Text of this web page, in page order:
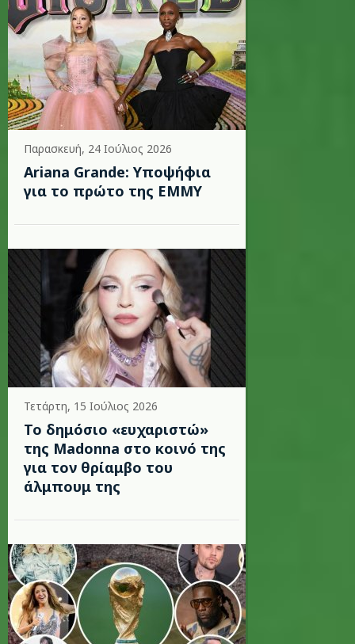
Παρασκευή, 24 Ιούλιος 2026
Ariana Grande: Υποψήφια
για το πρώτο της EMMY
Τετάρτη, 15 Ιούλιος 2026
Το δημόσιο «ευχαριστώ»
της Madonna στο κοινό της
για τον θρίαμβο του
άλμπουμ της